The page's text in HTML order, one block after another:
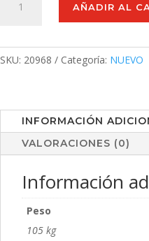
Oficina
AÑADIR AL
SKU: 20968 Categoría: NUEVO
INFORMACIÓN
VALORACIONES (0)
Información
Peso
105 kg